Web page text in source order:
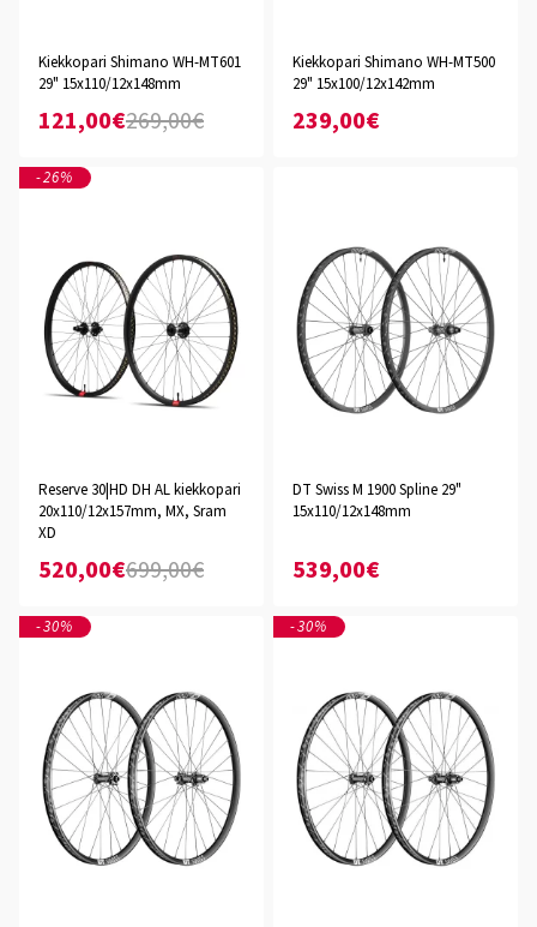
Kiekkopari Shimano WH-MT601
29" 15x110/12x148mm
121,00€269,00€
Kiekkopari Shimano WH-MT500
29" 15x100/12x142mm
239,00€
-26%
Reserve 30|HD DH AL kiekkopari
20x110/12x157mm, MX, Sram
XD
520,00€699,00€
DT Swiss M 1900 Spline 29"
15x110/12x148mm
539,00€
-30% -30%